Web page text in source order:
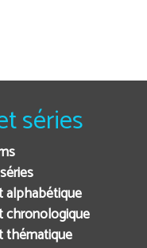
séries
alphabétique
chronologique
thématique